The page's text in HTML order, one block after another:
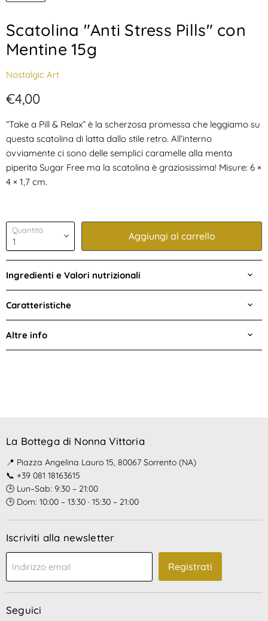
Scatolina "Anti Stress Pills" con
Mentine 15g
Nostalgic Art
Prezzo attuale
€4,00
“Take a Pill & Relax” è la scherzosa promessa che leggiamo su
questa scatolina di latta dallo stile retro. All’interno
ovviamente ci sono delle semplici caramelle alla menta
piperita Sugar Free ma la scatolina è graziosissima! Misure: 6 ×
4 × 1,7 cm.
Quantità
Aggiungi al carrello
Ingredienti e Valori nutrizionali
Caratteristiche
Altre info
La Bottega di Nonna Vittoria
📍 Piazza Angelina Lauro 15, 80067 Sorrento (NA)
📞 +39 081 18163615
🕒 Lun–Sab: 9:30 – 21:00
🕒 Dom: 10:00 – 13:30 · 15:30 – 21:00
Iscriviti alla newsletter
Indirizzo email Registrati
Seguici